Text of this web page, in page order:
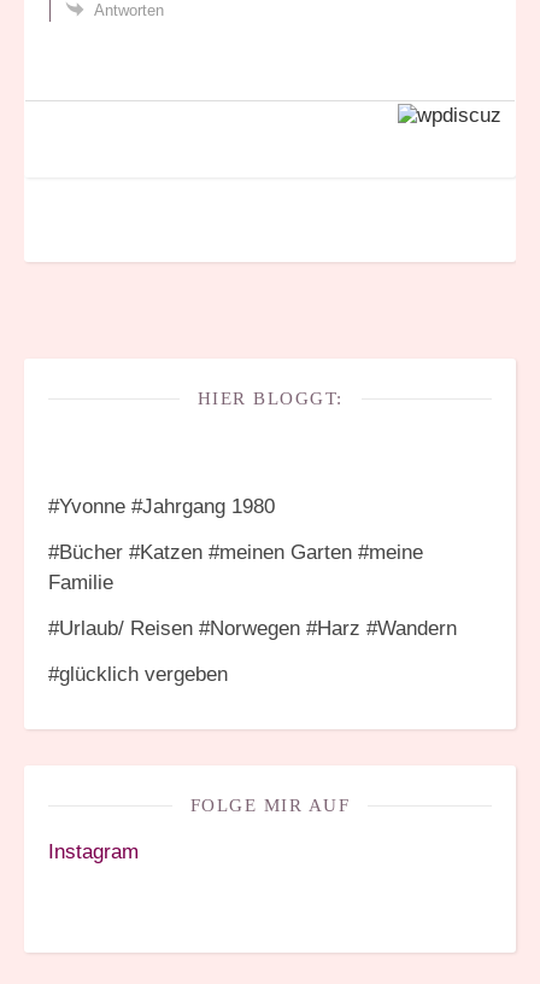
Antworten
HIER BLOGGT:
#Yvonne #Jahrgang 1980
#Bücher #Katzen #meinen Garten #meine
Familie
#Urlaub/ Reisen #Norwegen #Harz #Wandern
#glücklich vergeben
FOLGE MIR AUF
Instagram